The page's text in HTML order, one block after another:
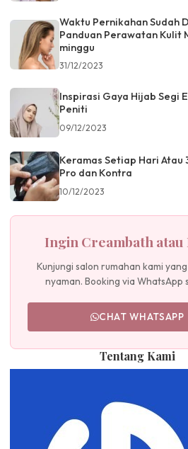
Waktu Pernikahan Sudah
Panduan Perawatan Kulit
minggu
31/12/2023
Inspirasi Gaya Hijab Segi
Peniti
09/12/2023
Keramas Setiap Hari Atau
Pro dan Kontra
10/12/2023
Ingin Creambath atau
Kunjungi salon rumahan kami
nyaman. Booking via WhatsApp
CHAT WHATSAPP
Tentang Kami